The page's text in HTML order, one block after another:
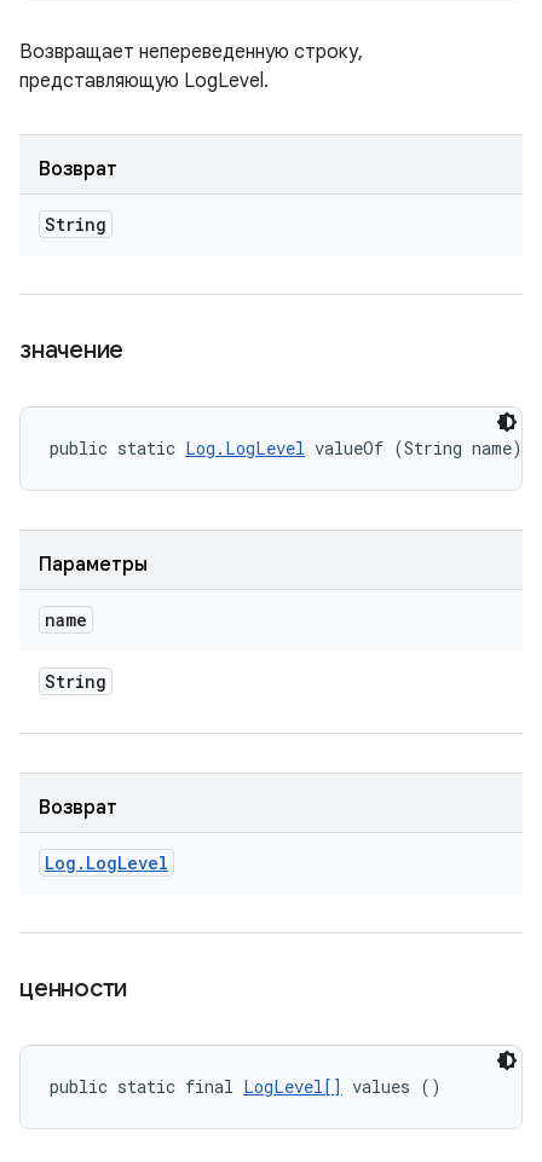
Возвращает непереведенную строку,
представляющую LogLevel.
Возврат
String
значение
public static Log.LogLevel valueOf (String name)
Параметры
name
String
Возврат
Log . LogLevel
ценности
public static final LogLevel[] values ()